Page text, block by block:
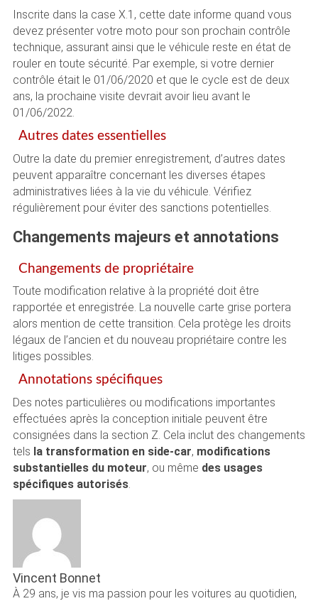
Inscrite dans la case X.1, cette date informe quand vous
devez présenter votre moto pour son prochain contrôle
technique, assurant ainsi que le véhicule reste en état de
rouler en toute sécurité. Par exemple, si votre dernier
contrôle était le 01/06/2020 et que le cycle est de deux
ans, la prochaine visite devrait avoir lieu avant le
01/06/2022.
Autres dates essentielles
Outre la date du premier enregistrement, d’autres dates
peuvent apparaître concernant les diverses étapes
administratives liées à la vie du véhicule. Vérifiez
régulièrement pour éviter des sanctions potentielles.
Changements majeurs et annotations
Changements de propriétaire
Toute modification relative à la propriété doit être
rapportée et enregistrée. La nouvelle carte grise portera
alors mention de cette transition. Cela protège les droits
légaux de l’ancien et du nouveau propriétaire contre les
litiges possibles.
Annotations spécifiques
Des notes particulières ou modifications importantes
effectuées après la conception initiale peuvent être
consignées dans la section Z. Cela inclut des changements
tels la transformation en side-car, modifications
substantielles du moteur, ou même des usages
spécifiques autorisés.
Vincent Bonnet
À 29 ans, je vis ma passion pour les voitures au quotidien,